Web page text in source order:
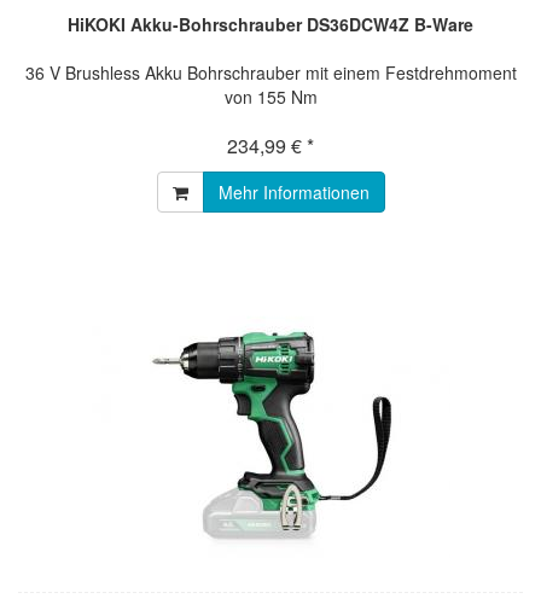
HiKOKI Akku-Bohrschrauber DS36DCW4Z B-Ware
36 V Brushless Akku Bohrschrauber mit einem Festdrehmoment
von 155 Nm
234,99 € *
Mehr Informationen